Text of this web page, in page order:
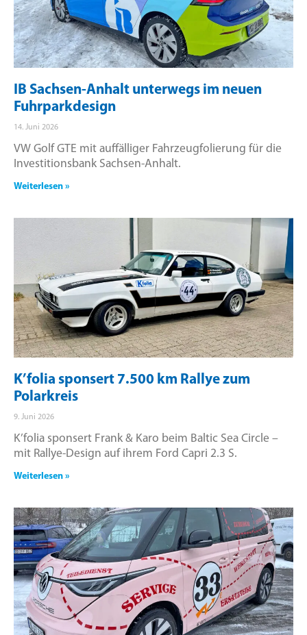
IB Sachsen-Anhalt unterwegs im neuen
Fuhrparkdesign
14. Juni 2026
VW Golf GTE mit auffälliger Fahrzeugfolierung für die
Investitionsbank Sachsen-Anhalt.
Weiterlesen »
K’folia sponsert 7.500 km Rallye zum
Polarkreis
9. Juni 2026
K’folia sponsert Frank & Karo beim Baltic Sea Circle –
mit Rallye-Design auf ihrem Ford Capri 2.3 S.
Weiterlesen »